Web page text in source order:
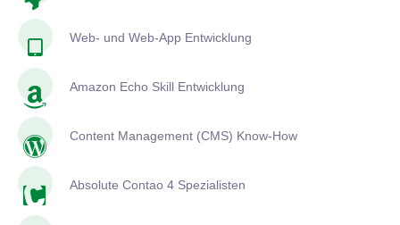
Web- und Web-App Entwicklung
Amazon Echo Skill Entwicklung
Content Management (CMS) Know-How
Absolute Contao 4 Spezialisten